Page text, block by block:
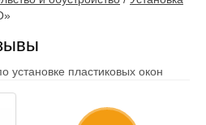
пластиковых окон